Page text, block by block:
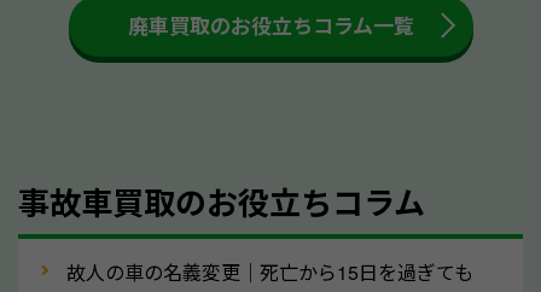
大きな汚れがない限り必要はありません。査定に影響
するケースは少ないため、そのままお持ちいただいて
あるため、まずは栃木県のソコカラへ車の状態につい
てお気軽にご相談ください。
⑥車の需要が高まるタイミングで売るのも
廃車買取のお役立ちコラム一覧
事故車買取のお役立ちコラム
故人の車の名義変更｜死亡から15日を過ぎても